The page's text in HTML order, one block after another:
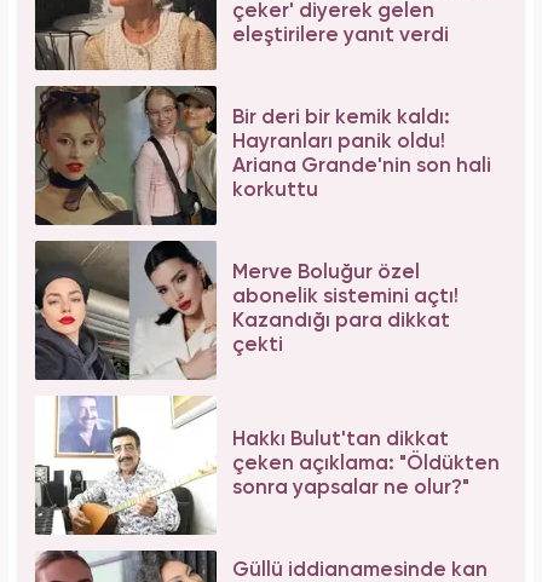
çeker' diyerek gelen
eleştirilere yanıt verdi
Bir deri bir kemik kaldı:
Hayranları panik oldu!
Ariana Grande'nin son hali
korkuttu
Merve Boluğur özel
abonelik sistemini açtı!
Kazandığı para dikkat
çekti
Hakkı Bulut'tan dikkat
çeken açıklama: "Öldükten
sonra yapsalar ne olur?"
Güllü iddianamesinde kan